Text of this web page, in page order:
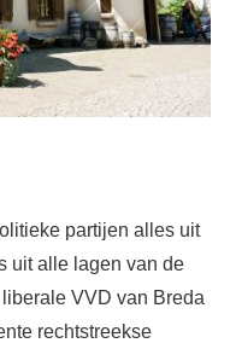
partijen alles uit
uit alle lagen van de
VVD van Breda
rechtstreekse